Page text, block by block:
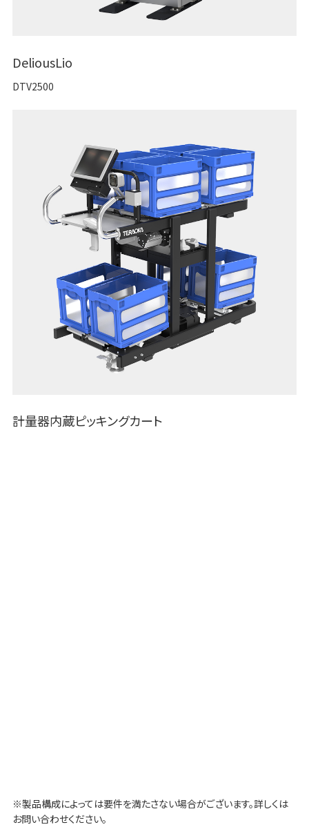
DeliousLio
DTV2500
計量器内蔵ピッキングカート
※製品構成によっては要件を満たさない場合がございます。詳しくは
お問い合わせください。